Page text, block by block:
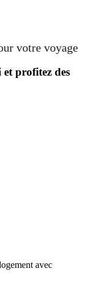
votre voyage
profitez des
avec